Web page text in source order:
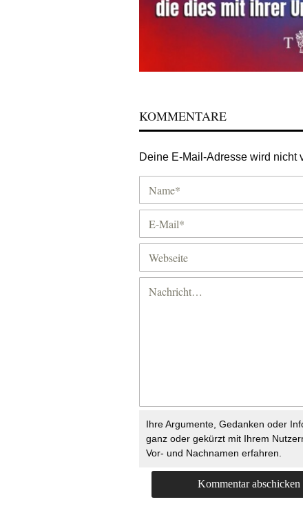
KOMMENTARE
Deine E-Mail-Adresse wird nicht
Ihre Argumente, Gedanken oder
ganz oder gekürzt mit Ihrem
Vor- und Nachnamen erfahren.